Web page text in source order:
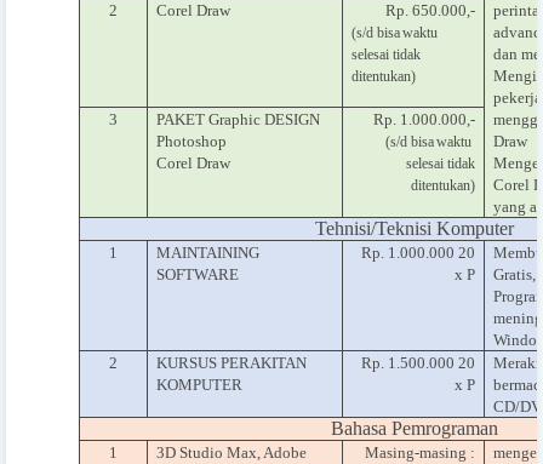
dan
Draw
Corel
yang
2 Corel Draw Rp. 650.000,-
(s/d bisawaktu
selesai tidak
ditentukan)
3
PAKET Graphic DESIGN
Photoshop
Corel Draw
Rp. 1.000.000,-
(s/d bisawaktu
selesai tidak
ditentukan)
Tehnisi/Teknisi Komputer
1
MAINTAINING
SOFTWARE
Rp. 1.000.000 20
x P
Gratis,
2
KURSUS PERAKITAN
KOMPUTER
Rp. 1.500.000 20
x P
CD/
Bahasa Pemrograman
1
3D Studio Max, Adobe
Masing-masing :